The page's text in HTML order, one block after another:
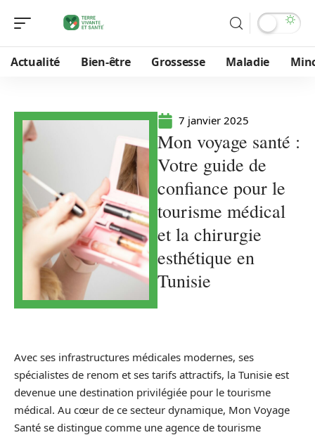
Actualité Bien-être Grossesse Maladie
7 janvier 2025
Mon voyage santé :
Votre guide de
confiance pour le
tourisme médical
et la chirurgie
esthétique en
Tunisie
Avec ses infrastructures médicales modernes, ses
spécialistes de renom et ses tarifs attractifs, la Tunisie est
devenue une destination privilégiée pour le tourisme
médical. Au cœur de ce secteur dynamique, Mon Voyage
Santé se distingue comme une agence de tourisme